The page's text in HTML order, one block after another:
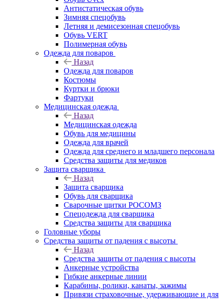
Антистатическая обувь
Зимняя спецобувь
Летняя и демисезонная спецобувь
Обувь VERT
Полимерная обувь
Одежда для поваров
Назад
Одежда для поваров
Костюмы
Куртки и брюки
Фартуки
Медицинская одежда
Назад
Медицинская одежда
Обувь для медицины
Одежда для врачей
Одежда для среднего и младшего персонала
Средства защиты для медиков
Защита сварщика
Назад
Защита сварщика
Обувь для сварщика
Сварочные щитки РОСОМЗ
Спецодежда для сварщика
Средства защиты для сварщика
Головные уборы
Средства защиты от падения с высоты
Назад
Средства защиты от падения с высоты
Анкерные устройства
Гибкие анкерные линии
Карабины, ролики, канаты, зажимы
Привязи страховочные, удерживающие и для